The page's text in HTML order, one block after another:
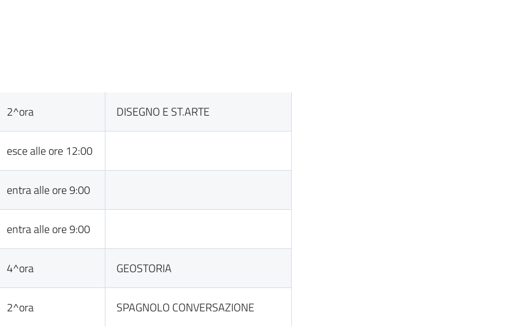
2^ora DISEGNO E ST.ARTE
esce alle ore 12:00
entra alle ore 9:00
entra alle ore 9:00
4^ora GEOSTORIA
2^ora SPAGNOLO CONVERSAZIONE